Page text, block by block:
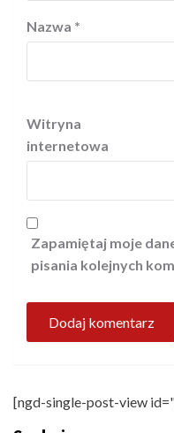
Nazwa *
Witryna
internetowa
Zapamiętaj moje
pisania kolejnych
[ngd-single-post-view